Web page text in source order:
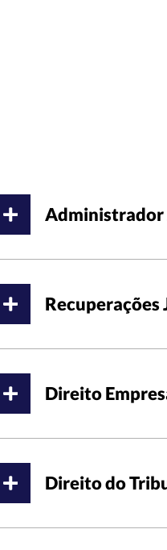
Administrador
Recuperações
Direito
Direito do